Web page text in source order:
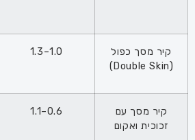
קיר מסך כפול
(Double Skin)
1.0–1.3
קיר מסך עם
זכוכית ואקום
0.6–1.1